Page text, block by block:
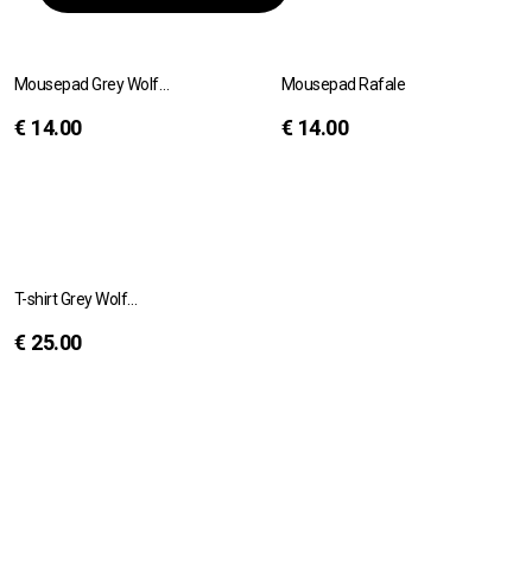
Mousepad Grey Wolf…
€ 14.00
Mousepad Rafale
€ 14.00
T-shirt Grey Wolf…
€ 25.00